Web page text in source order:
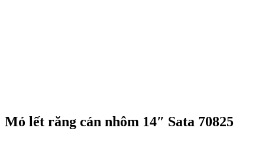
Mỏ lết răng cán nhôm 14″ Sata 70825